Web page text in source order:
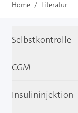
Home / Literatur
Selbstkontrolle
CGM
Insulininjektion